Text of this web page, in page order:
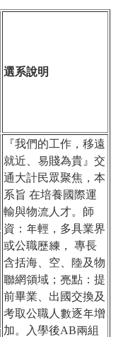
選系說明
『我們的工作，移遠
就近、易賤為貴』交
通大計民眾聚焦，本
系旨 在培養國際運
輸與物流人才。師
資：年輕，多具業界
或公職歷練， 專長
含括海、空、陸及物
聯網領域；亮點：提
前畢業、出國交換及
考取公職人數逐年增
加。入學後AB兩組